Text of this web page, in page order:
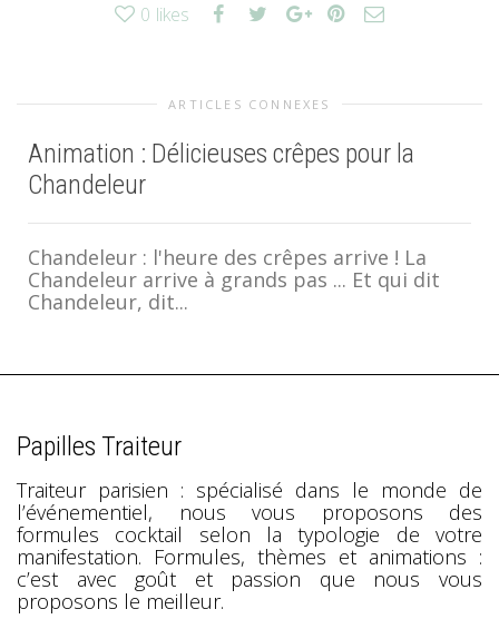
0 likes
ARTICLES CONNEXES
Animation : Délicieuses crêpes pour la
Chandeleur
Chandeleur : l'heure des crêpes arrive ! La
Chandeleur arrive à grands pas ... Et qui dit
Chandeleur, dit...
Papilles Traiteur
Traiteur parisien : spécialisé dans le monde de
l’événementiel, nous vous proposons des
formules cocktail selon la typologie de votre
manifestation. Formules, thèmes et animations :
c’est avec goût et passion que nous vous
proposons le meilleur.